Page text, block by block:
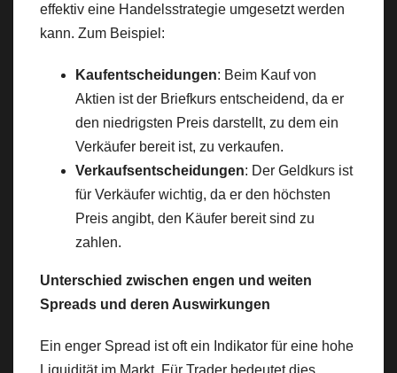
effektiv eine Handelsstrategie umgesetzt werden
kann. Zum Beispiel:
Kaufentscheidungen: Beim Kauf von
Aktien ist der Briefkurs entscheidend, da er
den niedrigsten Preis darstellt, zu dem ein
Verkäufer bereit ist, zu verkaufen.
Verkaufsentscheidungen: Der Geldkurs ist
für Verkäufer wichtig, da er den höchsten
Preis angibt, den Käufer bereit sind zu
zahlen.
Unterschied zwischen engen und weiten
Spreads und deren Auswirkungen
Ein enger Spread ist oft ein Indikator für eine hohe
Liquidität im Markt. Für Trader bedeutet dies